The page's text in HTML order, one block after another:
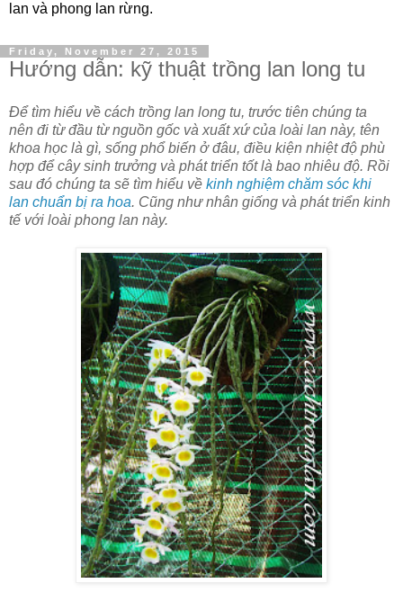
lan và phong lan rừng.
Friday, November 27, 2015
Hướng dẫn: kỹ thuật trồng lan long tu
Để tìm hiểu về cách trồng lan long tu, trước tiên chúng ta
nên đi từ đầu từ nguồn gốc và xuất xứ của loài lan này, tên
khoa học là gì, sống phổ biến ở đâu, điều kiện nhiệt độ phù
hợp để cây sinh trưởng và phát triển tốt là bao nhiêu độ. Rồi
sau đó chúng ta sẽ tìm hiểu về kinh nghiệm chăm sóc khi
lan chuẩn bị ra hoa. Cũng như nhân giống và phát triển kinh
tế với loài phong lan này.